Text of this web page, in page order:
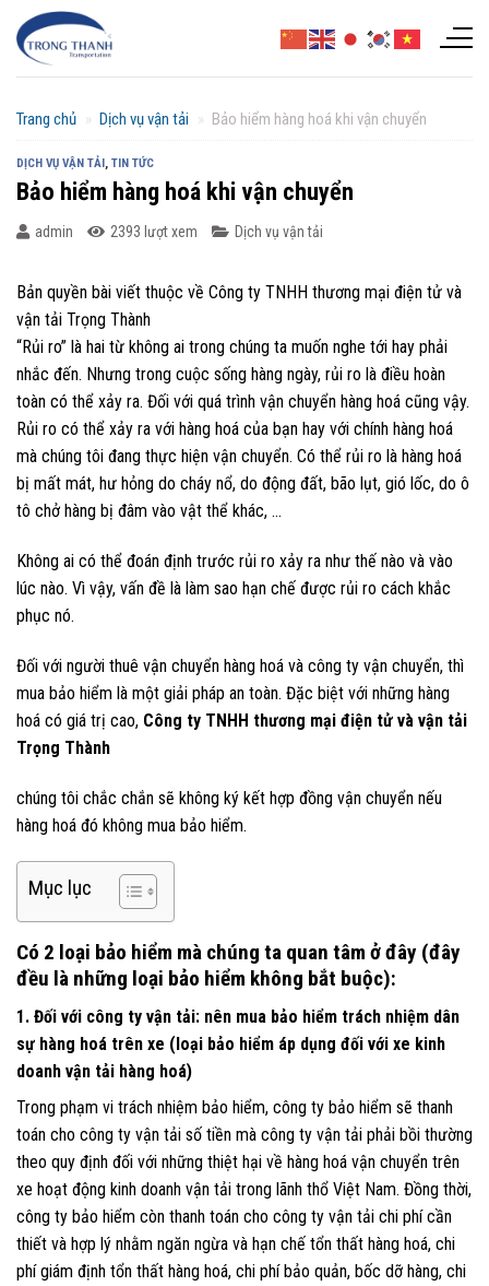
Chuyển
đến
Trang chủ » Dịch vụ vận tải » Bảo hiểm hàng hoá khi vận chuyển
DỊCH VỤ VẬN TẢI, TIN TỨC
Bảo hiểm hàng hoá khi vận chuyển
admin 2393 lượt xem Dịch vụ vận tải
Bản quyền bài viết thuộc về Công ty TNHH thương mại điện tử và
vận tải Trọng Thành
“Rủi ro” là hai từ không ai trong chúng ta muốn nghe tới hay phải
nhắc đến. Nhưng trong cuộc sống hàng ngày, rủi ro là điều hoàn
toàn có thể xảy ra. Đối với quá trình vận chuyển hàng hoá cũng vậy.
Rủi ro có thể xảy ra với hàng hoá của bạn hay với chính hàng hoá
mà chúng tôi đang thực hiện vận chuyển. Có thể rủi ro là hàng hoá
bị mất mát, hư hỏng do cháy nổ, do động đất, bão lụt, gió lốc, do ô
tô chở hàng bị đâm vào vật thể khác, …
Không ai có thể đoán định trước rủi ro xảy ra như thế nào và vào
lúc nào. Vì vậy, vấn đề là làm sao hạn chế được rủi ro cách khắc
phục nó.
Đối với người thuê vận chuyển hàng hoá và công ty vận chuyển, thì
mua bảo hiểm là một giải pháp an toàn. Đặc biệt với những hàng
hoá có giá trị cao, Công ty TNHH thương mại điện tử và vận tải
Trọng Thành
chúng tôi chắc chắn sẽ không ký kết hợp đồng vận chuyển nếu
hàng hoá đó không mua bảo hiểm.
Mục lục
Có 2 loại bảo hiểm mà chúng ta quan tâm ở đây (đây
đều là những loại bảo hiểm không bắt buộc):
1. Đối với công ty vận tải: nên mua bảo hiểm trách nhiệm dân
sự hàng hoá trên xe (loại bảo hiểm áp dụng đối với xe kinh
doanh vận tải hàng hoá)
Trong phạm vi trách nhiệm bảo hiểm, công ty bảo hiểm sẽ thanh
toán cho công ty vận tải số tiền mà công ty vận tải phải bồi thường
theo quy định đối với những thiệt hại về hàng hoá vận chuyển trên
xe hoạt động kinh doanh vận tải trong lãnh thổ Việt Nam. Đồng thời,
công ty bảo hiểm còn thanh toán cho công ty vận tải chi phí cần
thiết và hợp lý nhằm ngăn ngừa và hạn chế tổn thất hàng hoá, chi
phí giám định tổn thất hàng hoá, chi phí bảo quản, bốc dỡ hàng, chi